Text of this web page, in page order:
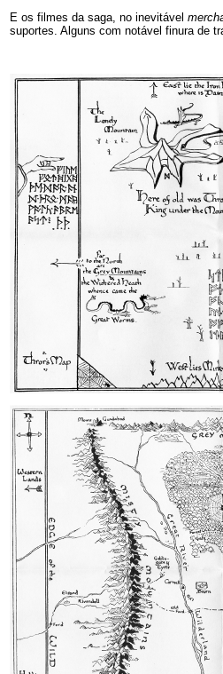
E os filmes da saga, no inevitável
suportes. Alguns com notável finura de